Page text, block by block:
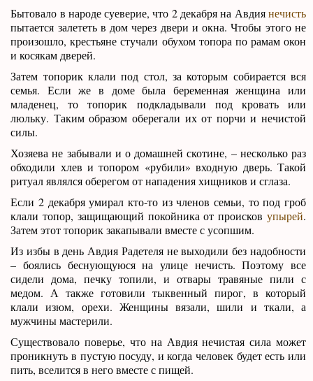
Бытовало в народе суеверие, что 2 декабря на Авдиянечисть
пытается залететь в дом через двери и окна. Чтобы этого не
произошло, крестьяне стучали обухом топора по рамам окон
и косякам дверей.
Затем топорик клали под стол, за которым собирается вся
семья. Если же в доме была беременная женщина или
младенец, то топорик подкладывали под кровать или
люльку. Таким образом оберегали их от порчи и нечистой
силы.
Хозяева не забывали и о домашней скотине, – несколько раз
обходили хлев и топором «рубили» входную дверь. Такой
ритуал являлся оберегом от нападения хищников и сглаза.
Если 2 декабря умирал кто-то из членов семьи, то под гроб
клали топор, защищающий покойника от происков упырей.
Затем этот топорик закапывали вместе с усопшим.
Из избы в день Авдия Радетеля не выходили без надобности
– боялись беснующуюся на улице нечисть. Поэтому все
сидели дома, печку топили, и отвары травяные пили с
медом. А также готовили тыквенный пирог, в который
клали изюм, орехи. Женщины вязали, шили и ткали, а
мужчины мастерили.
Существовало поверье, что на Авдия нечистая сила может
проникнуть в пустую посуду, и когда человек будет есть или
пить, вселится в него вместе с пищей.